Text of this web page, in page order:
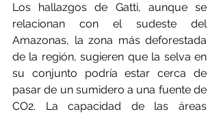
Los hallazgos de Gatti, aunque se
relacionan con el sudeste del
Amazonas, la zona más deforestada
de la región, sugieren que la selva en
su conjunto podría estar cerca de
pasar de un sumidero a una fuente de
CO2. La capacidad de las áreas